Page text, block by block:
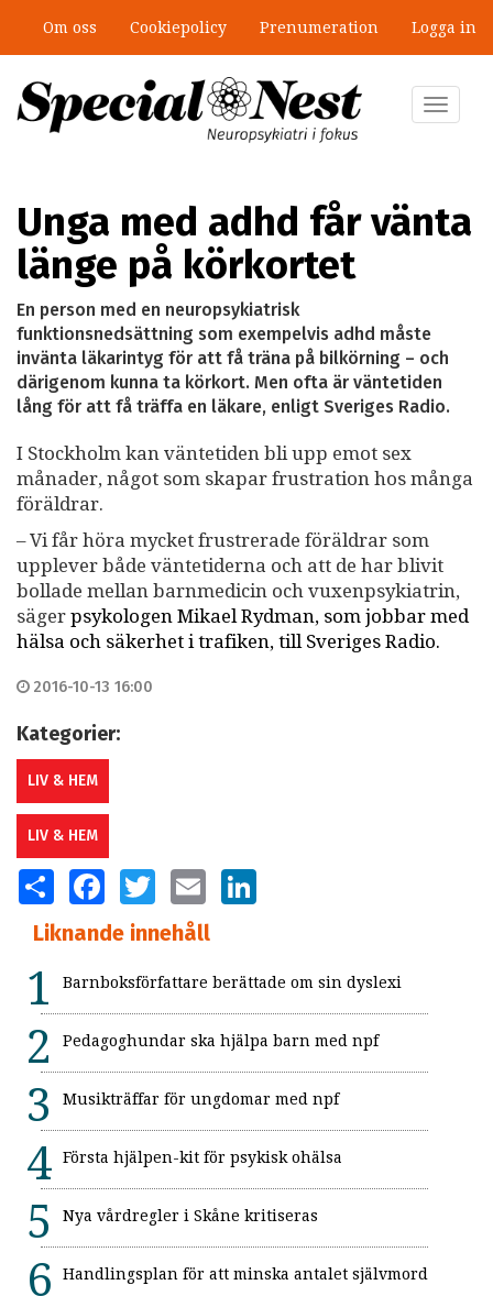
huvudinnehåll
Om oss Cookiepolicy Prenumeration Logga in
Toggle
Unga med adhd får vänta
länge på körkortet
En person med en neuropsykiatrisk
funktionsnedsättning som exempelvis adhd måste
invänta läkarintyg för att få träna på bilkörning – och
därigenom kunna ta körkort. Men ofta är väntetiden
lång för att få träffa en läkare, enligt Sveriges Radio.
I Stockholm kan väntetiden bli upp emot sex
månader, något som skapar frustration hos många
föräldrar.
– Vi får höra mycket frustrerade föräldrar som
upplever både väntetiderna och att de har blivit
bollade mellan barnmedicin och vuxenpsykiatrin,
säger psykologen Mikael Rydman, som jobbar med
hälsa och säkerhet i trafiken, till Sveriges Radio.
2016-10-13 16:00
Kategorier:
LIV & HEM
LIV & HEM
SHARE FACEBOOKTWITTER EMAIL
Liknande innehåll
Barnboksförfattare berättade om sin dyslexi
Pedagoghundar ska hjälpa barn med npf
Musikträffar för ungdomar med npf
Första hjälpen-kit för psykisk ohälsa
Nya vårdregler i Skåne kritiseras
Handlingsplan för att minska antalet självmord